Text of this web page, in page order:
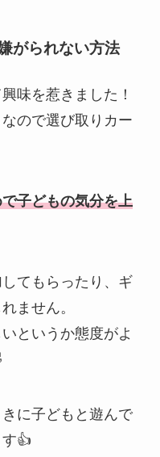
がられない方法
味を惹きました！
ので選び取りカー
子どもの気分を上
てもらったり、ギ
ません。
というか態度がよ
に子どもと遊んで
👍